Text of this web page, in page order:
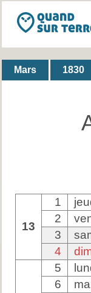
Mars 1830
13
1
2
3
4
5
6